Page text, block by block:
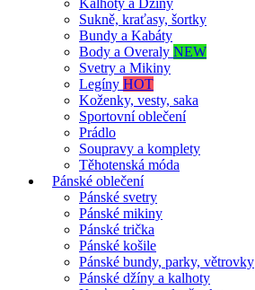
Kalhoty a Džíny
Sukně, kraťasy, šortky
Bundy a Kabáty
Body a Overaly NEW
Svetry a Mikiny
Legíny HOT
Koženky, vesty, saka
Sportovní oblečení
Prádlo
Soupravy a komplety
Těhotenská móda
Pánské oblečení
Pánské svetry
Pánské mikiny
Pánské trička
Pánské košile
Pánské bundy, parky, větrovky
Pánské džíny a kalhoty